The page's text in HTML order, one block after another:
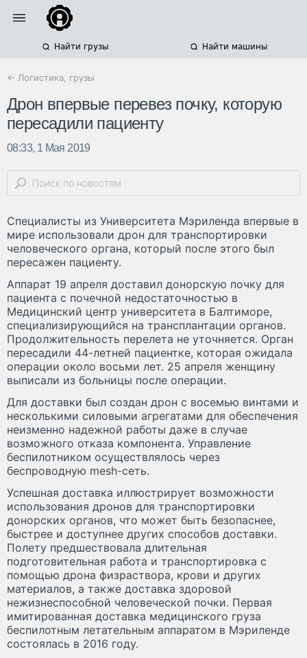
Найти грузы Найти машины
← Логистика, грузы
Дрон впервые перевез почку, которую
пересадили пациенту
08:33, 1 Мая 2019
Специалисты из Университета Мэриленда впервые в
мире использовали дрон для транспортировки
человеческого органа, который после этого был
пересажен пациенту.
Аппарат 19 апреля доставил донорскую почку для
пациента с почечной недостаточностью в
Медицинский центр университета в Балтиморе,
специализирующийся на трансплантации органов.
Продолжительность перелета не уточняется. Орган
пересадили 44-летней пациентке, которая ожидала
операции около восьми лет. 25 апреля женщину
выписали из больницы после операции.
Для доставки был создан дрон с восемью винтами и
несколькими силовыми агрегатами для обеспечения
неизменно надежной работы даже в случае
возможного отказа компонента. Управление
беспилотником осуществлялось через
беспроводную mesh-сеть.
Успешная доставка иллюстрирует возможности
использования дронов для транспортировки
донорских органов, что может быть безопаснее,
быстрее и доступнее других способов доставки.
Полету предшествовала длительная
подготовительная работа и транспортировка с
помощью дрона физраствора, крови и других
материалов, а также доставка здоровой
нежизнеспособной человеческой почки. Первая
имитированная доставка медицинского груза
беспилотным летательным аппаратом в Мэриленде
состоялась в 2016 году.